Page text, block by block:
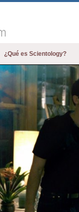
¿Qué es Scientology?
y Prácticas
y Códigos de
dicen los Scientologists
a un Scientologist
de una Iglesia
Principios Básicos de
Introducción a Dianética
y Odio: ¿Qué es